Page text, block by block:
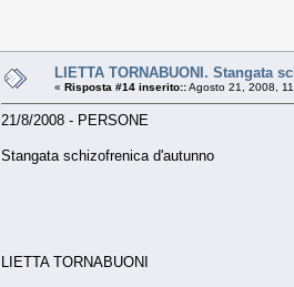
LIETTA TORNABUONI. Stangata
« Risposta #14 inserito::Agosto 21, 2008,
21/8/2008 - PERSONE
Stangata schizofrenica d'autunno
LIETTA TORNABUONI